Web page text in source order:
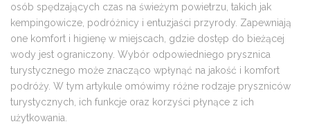
osób spędzających czas na świeżym powietrzu, takich jak
kempingowicze, podróżnicy i entuzjaści przyrody. Zapewniają
one komfort i higienę w miejscach, gdzie dostęp do bieżącej
wody jest ograniczony. Wybór odpowiedniego prysznica
turystycznego może znacząco wpłynąć na jakość i komfort
podróży. W tym artykule omówimy różne rodzaje pryszniców
turystycznych, ich funkcje oraz korzyści płynące z ich
użytkowania.